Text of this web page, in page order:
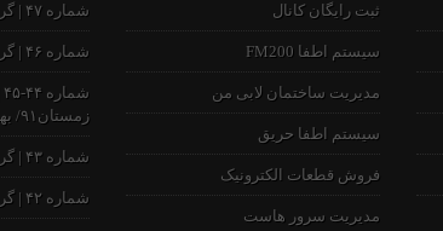
شماره ۴۷ | گرافیک نو | ویژه تابستان ۹۳
شماره ۴۶ | گرافیک نو | ویژه بهار۹۳
زمستان۹۱/ بهار۹۲
شماره ۴۳ | گرافیک نو | ویژه پاییز ۹۱
شماره ۴۲ | گرافیک نو | ویژه تابستان ۹۱
ثبت رایگان کانال
سیستم اطفا FM200
مدیریت ساختمان لابی من
سیستم اطفا حریق
فروش قطعات الکترونیک
مدیریت سرور هاست